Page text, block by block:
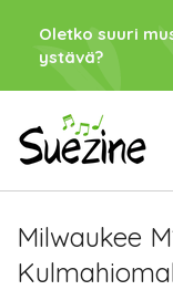
Oletko suuri
ystävä?
Milwaukee